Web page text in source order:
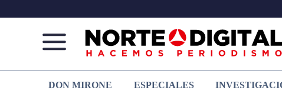
de
que
DON MIRONE ESPECIALES